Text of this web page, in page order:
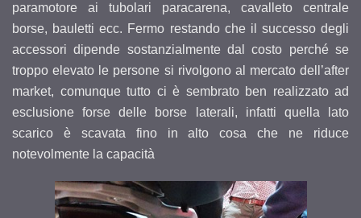
paramotore ai tubolari paracarena, cavalleto centrale
borse, bauletti ecc. Fermo restando che il successo degli
accessori dipende sostanzialmente dal costo perché se
troppo elevato le persone si rivolgono al mercato dell’after
market, comunque tutto ci è sembrato ben realizzato ad
esclusione forse delle borse laterali, infatti quella lato
scarico è scavata fino in alto cosa che ne riduce
notevolmente la capacità